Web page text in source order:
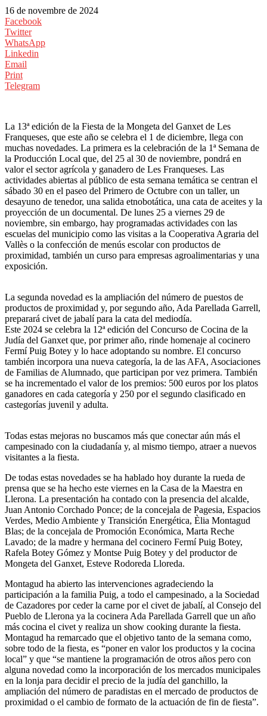
16 de novembre de 2024
Facebook
Twitter
WhatsApp
Linkedin
Email
Print
Telegram
La 13ª edición de la Fiesta de la Mongeta del Ganxet de Les
Franqueses, que este año se celebra el 1 de diciembre, llega con
muchas novedades. La primera es la celebración de la 1ª Semana de
la Producción Local que, del 25 al 30 de noviembre, pondrá en
valor el sector agrícola y ganadero de Les Franqueses. Las
actividades abiertas al público de esta semana temática se centran el
sábado 30 en el paseo del Primero de Octubre con un taller, un
desayuno de tenedor, una salida etnobotática, una cata de aceites y la
proyección de un documental. De lunes 25 a viernes 29 de
noviembre, sin embargo, hay programadas actividades con las
escuelas del municipio como las visitas a la Cooperativa Agraria del
Vallès o la confección de menús escolar con productos de
proximidad, también un curso para empresas agroalimentarias y una
exposición.
La segunda novedad es la ampliación del número de puestos de
productos de proximidad y, por segundo año, Ada Parellada Garrell,
preparará civet de jabalí para la cata del mediodía.
Este 2024 se celebra la 12ª edición del Concurso de Cocina de la
Judía del Ganxet que, por primer año, rinde homenaje al cocinero
Fermí Puig Botey y lo hace adoptando su nombre. El concurso
también incorpora una nueva categoría, la de las AFA, Asociaciones
de Familias de Alumnado, que participan por vez primera. También
se ha incrementado el valor de los premios: 500 euros por los platos
ganadores en cada categoría y 250 por el segundo clasificado en
castegorías juvenil y adulta.
Todas estas mejoras no buscamos más que conectar aún más el
campesinado con la ciudadanía y, al mismo tiempo, atraer a nuevos
visitantes a la fiesta.
De todas estas novedades se ha hablado hoy durante la rueda de
prensa que se ha hecho este viernes en la Casa de la Maestra en
Llerona. La presentación ha contado con la presencia del alcalde,
Juan Antonio Corchado Ponce; de la concejala de Pagesia, Espacios
Verdes, Medio Ambiente y Transición Energética, Èlia Montagud
Blas; de la concejala de Promoción Económica, Marta Reche
Lavado; de la madre y hermana del cocinero Fermí Puig Botey,
Rafela Botey Gómez y Montse Puig Botey y del productor de
Mongeta del Ganxet, Esteve Rodoreda Lloreda.
Montagud ha abierto las intervenciones agradeciendo la
participación a la familia Puig, a todo el campesinado, a la Sociedad
de Cazadores por ceder la carne por el civet de jabalí, al Consejo del
Pueblo de Llerona ya la cocinera Ada Parellada Garrell que un año
más cocina el civet y realiza un show cooking durante la fiesta.
Montagud ha remarcado que el objetivo tanto de la semana como,
sobre todo de la fiesta, es “poner en valor los productos y la cocina
local” y que “se mantiene la programación de otros años pero con
alguna novedad como la incorporación de los mercados municipales
en la lonja para decidir el precio de la judía del ganchillo, la
ampliación del número de paradistas en el mercado de productos de
proximidad o el cambio de formato de la actuación de fin de fiesta”.